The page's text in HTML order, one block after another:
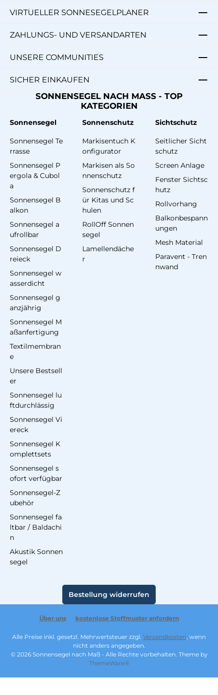
VIRTUELLER SONNESEGELPLANER
ZAHLUNGS- UND VERSANDARTEN
UNSERE COMMUNITIES
SICHER EINKAUFEN
SONNENSEGEL NACH MASS - TOP
KATEGORIEN
Sonnensegel
Sonnensegel Te
rrasse
Sonnensegel P
ergola & Cubol
a
Sonnensegel B
alkon
Sonnensegel a
ufrollbar
Sonnensegel D
reieck
Sonnensegel w
asserdicht
Sonnensegel g
anzjährig
Sonnensegel M
aßanfertigung
Textilmembran
e
Unsere Bestsell
er
Sonnensegel lu
ftdurchlässig
Sonnensegel Vi
ereck
Sonnensegel K
omplettsets
Sonnensegel s
ofort verfügbar
Sonnensegel-Z
ubehör
Sonnensegel fa
ltbar / Baldachi
n
Akustik Sonnen
segel
Sonnenschutz
Markisentuch K
onfigurator
Markisen als So
nnenschutz
Sonnenschutz f
ür Kitas und Sc
hulen
RollOff Sonnen
segel
Lamellendäche
r
Sichtschutz
Seitlicher Sicht
schutz
Screen Anlage
Fenster Sichtsc
hutz
Rollvorhang
Balkonbespann
ungen
Mesh Material
Paravent - Tren
nwand
Bestellung widerrufen
Über uns kostenlose Stoffmuster anfordern
Alle Preise inkl. gesetzl. Mehrwertsteuer zzgl. Versandkosten, wenn
nicht anders angegeben.
© 2026 Sonnensegel nach Maß - Alle Rechte vorbehalten. Theme by
ThemeWare®